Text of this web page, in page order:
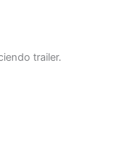
trailer.